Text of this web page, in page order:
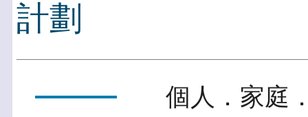
計劃
個人．家庭